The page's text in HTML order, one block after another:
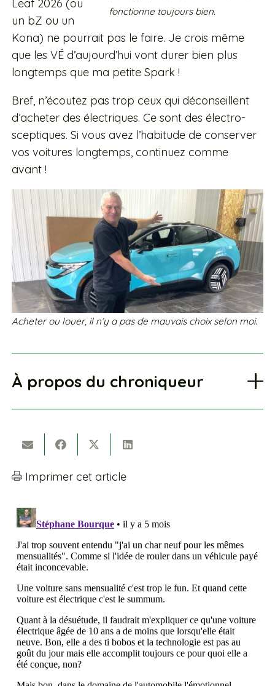
fonctionne toujours bien.
Leaf 2026 (ou
un bZ ou un
Kona) ne pourrait pas le faire. Je crois même
que les VÉ d’aujourd’hui vont durer bien plus
longtemps que ma petite Spark !
Bref, n’écoutez pas trop ceux qui déconseillent
d’acheter des électriques. Ce sont des électro-
sceptiques. Si vous avez l’habitude de conserver
vos voitures longtemps, continuez comme
avant !
Acheter ou louer, il n’y a pas de mauvais choix selon moi.
À propos du chroniqueur
Imprimer cet article